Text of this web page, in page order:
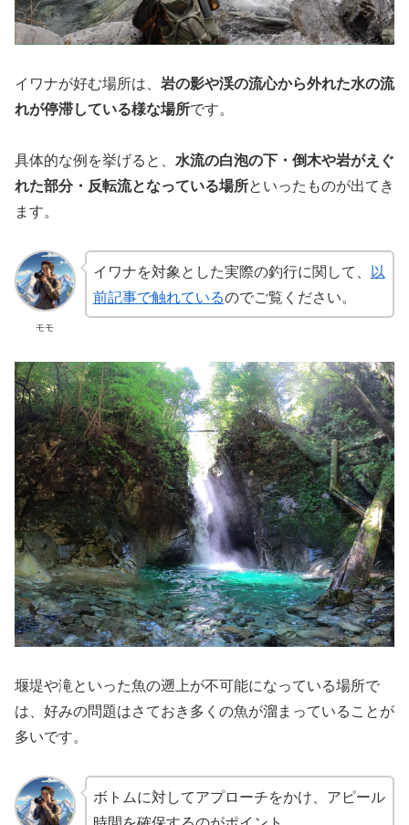
イワナが好む場所は、 岩の影や渓の流心から外れた水の流
れが停滞している様な場所です。
具体的な例を挙げると、 水流の白泡の下・倒木や岩がえぐ
れた部分・反転流となっている場所といったものが出てき
ます。
モモ
イワナを対象とした実際の釣行に関して、 以
前記事で触れているのでご覧ください。
堰堤や滝といった魚の遡上が不可能になっている場所で
は、好みの問題はさておき多くの魚が溜まっていることが
多いです。
ボトムに対してアプローチをかけ、アピール